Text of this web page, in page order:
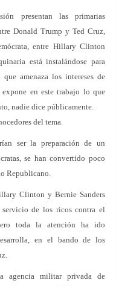
presentan las primarias
Donald Trump y Ted Cruz,
entre Hillary Clinton
está instalándose para
amenaza los intereses de
en este trabajo lo que
nadie dice públicamente.
del tema.
ser la preparación de un
se han convertido poco
Republicano.
Clinton y Bernie Sanders
de los ricos contra el
toda la atención ha ido
en el bando de los
agencia militar privada de